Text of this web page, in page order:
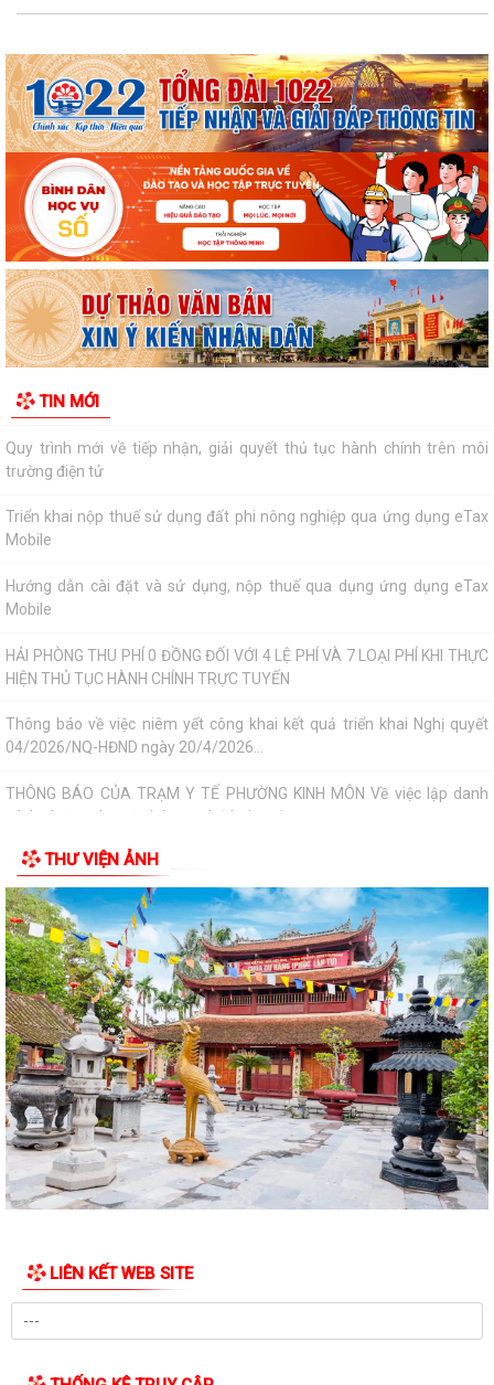
TIN MỚI
ở cơ sở giỏi toàn quốc (lần...
Một số quy định mới về thực hiện thủ tục hành chính theo cơ chế một
cửa, một cửa liên thông
Quy trình mới về tiếp nhận, giải quyết thủ tục hành chính trên môi
trường điện tử
Triển khai nộp thuế sử dụng đất phi nông nghiệp qua ứng dụng eTax
Mobile
Hướng dẫn cài đặt và sử dụng, nộp thuế qua dụng ứng dụng eTax
Mobile
HIỆN THỦ TỤC HÀNH CHÍNH TRỰC TUYẾN
Thông báo về việc niêm yết công khai kết quả triển khai Nghị quyết
04/2026/NQ-HĐND ngày 20/4/2026...
THÔNG BÁO CỦA TRẠM Y TẾ PHƯỜNG KINH MÔN Về việc lập danh
sách những phụ nữ sinh con thứ hai trước...
PHƯỜNG KINH MÔN TUYÊN TRUYỀN, HƯỚNG DẪN NGƯỜI DÂN
CHUYỂN ĐỔI THIẾT BỊ, SIM 4G/5G TRƯỚC KHI NGỪNG...
PHƯỜNG KINH MÔN TRIỂN KHAI KẾ HOẠCH THU THUẾ SỬ DỤNG ĐẤT
PHI NÔNG NGHIỆP NĂM 2026 VÀ PHÁT ĐỘNG ĐỢT...
Vòng chung kết Hội thi lực lượng tham gia bảo vệ an ninh trật tự ở cơ
sở giỏi toàn quốc sẽ diễn ra...
NGHỊ QUYẾT SỐ 27 NGÀY 28/7/2026 của HĐND THÀNH PHỐ Quy định
chính sách hỗ trợ đối với người hoạt...
NGHỊ QUYẾT QUY ĐỊNH CHÍNH SÁCH HỖ TRỢ ĐỐI VỚI CÔNG CHỨC,
VIÊN CHỨC LÀM VIỆC TẠI BỘ PHẬN MỘT CỬA CÁC...
QUYẾT ĐỊNH Về việc công bố thủ tục hành chính nội bộ mới ban hành
thuộc phạm vi chức năng quản lý...
QUYẾT ĐỊNH Về việc công bố danh mục thủ tục hành chính được sửa
đổi, bổ sung, bị bãi bỏ thuộc phạm...
Nghị quyết số 07/2026/NQ-HĐND ngày 23/6/2026 của HĐND thành
phố về quy định chế độ quà tặng của...
Quyết đinh Về việc thu hồi Giấy chứng nhận quyền sử dụng đất đã cấp
cho bà Hoàng Thị Mây và bà...
Nghị Quyết 10-NQ/TU ngày13/7/2026 củaBan Thường vụ Thành ủy về
Quý III và IV/2026, Hải Phòng phấn đấu tăng trưởng GRDP trên 14%
Chỉ thị số 06-CT/TW của Bộ Chính trị về tăng cường sự lãnh đạo của
THƯ VIỆN ẢNH
LIÊN KẾT WEB SITE